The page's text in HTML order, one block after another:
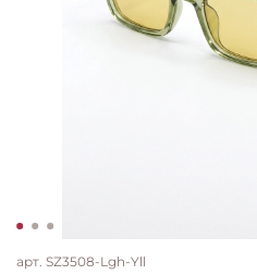
арт. SZ3508-Lgh-Yll